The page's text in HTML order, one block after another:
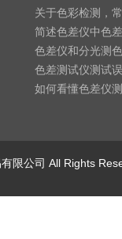
关于色彩检测，
简述色差仪中色
色差仪和分光测
色差测试仪测试
如何看懂色差仪
限公司 All Rights